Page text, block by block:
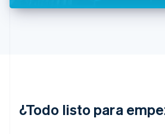
¿Todo listo para
India
Letonia
English